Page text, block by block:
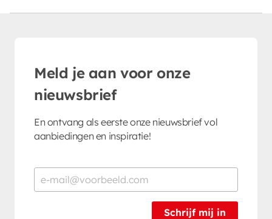
Meld je aan voor onze
nieuwsbrief
En ontvang als eerste onze nieuwsbrief vol
aanbiedingen en inspiratie!
Schrijf mij in